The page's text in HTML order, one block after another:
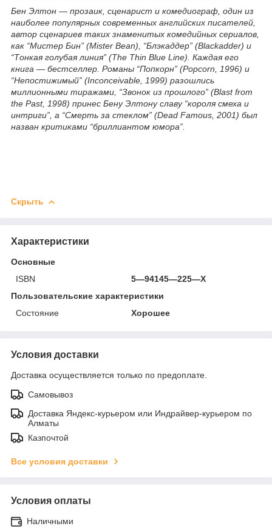
Бен Элтон — прозаик, сценарист и комедиограф, один из
наиболее популярных современных английских писателей,
автор сценариев таких знаменитых комедийных сериалов,
как “Мистер Бин” (Mister Bean), “Блэкаддер” (Blackadder) и
“Тонкая голубая линия” (The Thin Blue Line). Каждая eгo
книга — бестселлер. Романы “Попкорн” (Popcorn, 1996) и
“Непостижимый” (Inconceivable, 1999) разошлись
миллионными тиражами, “Звонок из прошлого” (Blast from
the Past, 1998) принес Бену Элтону славу “короля смеха и
интриги”, а “Смерть за стеклом” (Dead Famous, 2001) был
назван критиками “бриллиантом юмора”.
Скрыть
Характеристики
Основные
ISBN
5—94145—225—X
Пользовательские характеристики
Состояние
Хорошее
Условия доставки
Доставка осуществляется только по предоплате.
Самовывоз
Доставка Яндекс-курьером или Индрайвер-курьером по
Алматы
Казпочтой
Все условия доставки
Условия оплаты
Наличными